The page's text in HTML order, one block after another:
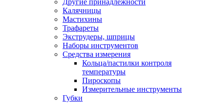
Другие принадлежности
Калячницы
Мастихины
Трафареты
Экструдеры, шприцы
Наборы инструментов
Средства измерения
Кольца/пастилки контроля
температуры
Пироскопы
Измерительные инструменты
Губки